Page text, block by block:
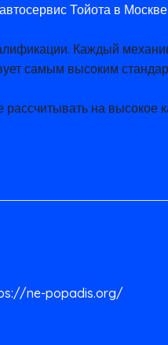
автосервис Тойота в Москве
Каждый
самым высоким
на высокое
ne-popadis.org/